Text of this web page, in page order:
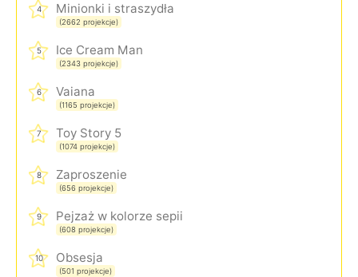
4 Minionki i straszydła
(2662 projekcje)
5 Ice Cream Man
(2343 projekcje)
6 Vaiana
(1165 projekcje)
7 Toy Story 5
(1074 projekcje)
8 Zaproszenie
(656 projekcje)
9 Pejzaż w kolorze sepii
(608 projekcje)
10 Obsesja
(501 projekcje)